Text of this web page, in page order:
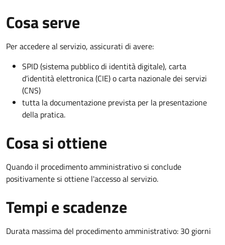
Cosa serve
Per accedere al servizio, assicurati di avere:
SPID (sistema pubblico di identità digitale), carta
d’identità elettronica (CIE) o carta nazionale dei servizi
(CNS)
tutta la documentazione prevista per la presentazione
della pratica.
Cosa si ottiene
Quando il procedimento amministrativo si conclude
positivamente si ottiene l'accesso al servizio.
Tempi e scadenze
Durata massima del procedimento amministrativo: 30 giorni